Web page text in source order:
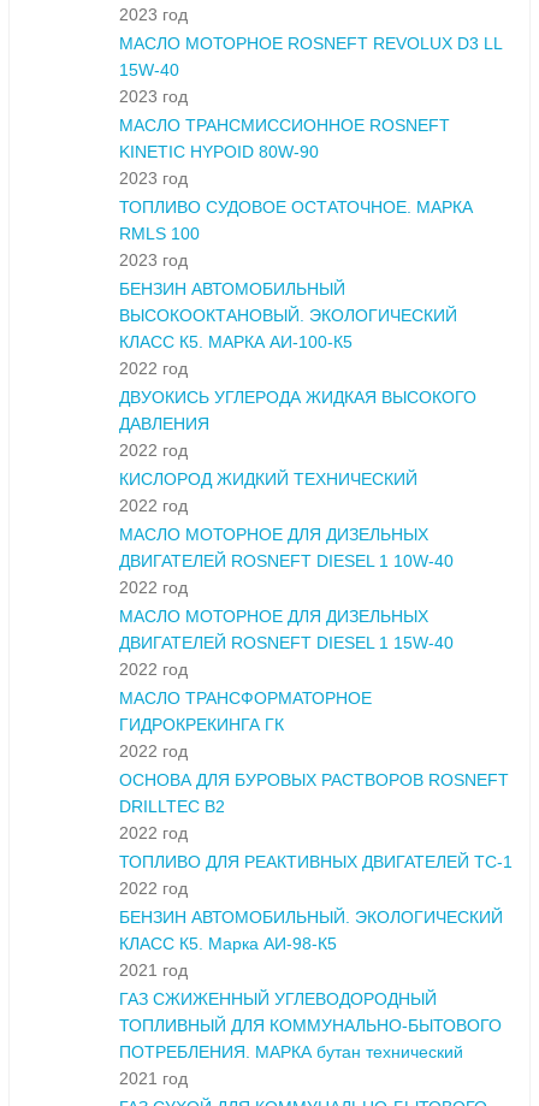
2023 год
МАСЛО МОТОРНОЕ ROSNEFT REVOLUX D3 LL
15W-40
2023 год
МАСЛО ТРАНСМИССИОННОЕ ROSNEFT
KINETIC HYPOID 80W-90
2023 год
ТОПЛИВО СУДОВОЕ ОСТАТОЧНОЕ. МАРКА
RMLS 100
2023 год
БЕНЗИН АВТОМОБИЛЬНЫЙ
ВЫСОКООКТАНОВЫЙ. ЭКОЛОГИЧЕСКИЙ
КЛАСС К5. МАРКА АИ-100-К5
2022 год
ДВУОКИСЬ УГЛЕРОДА ЖИДКАЯ ВЫСОКОГО
ДАВЛЕНИЯ
2022 год
КИСЛОРОД ЖИДКИЙ ТЕХНИЧЕСКИЙ
2022 год
МАСЛО МОТОРНОЕ ДЛЯ ДИЗЕЛЬНЫХ
ДВИГАТЕЛЕЙ ROSNEFT DIESEL 1 10W-40
2022 год
МАСЛО МОТОРНОЕ ДЛЯ ДИЗЕЛЬНЫХ
ДВИГАТЕЛЕЙ ROSNEFT DIESEL 1 15W-40
2022 год
МАСЛО ТРАНСФОРМАТОРНОЕ
ГИДРОКРЕКИНГА ГК
2022 год
ОСНОВА ДЛЯ БУРОВЫХ РАСТВОРОВ ROSNEFT
DRILLTEC B2
2022 год
ТОПЛИВО ДЛЯ РЕАКТИВНЫХ ДВИГАТЕЛЕЙ ТС-1
2022 год
БЕНЗИН АВТОМОБИЛЬНЫЙ. ЭКОЛОГИЧЕСКИЙ
КЛАСС К5. Марка АИ-98-К5
2021 год
ГАЗ СЖИЖЕННЫЙ УГЛЕВОДОРОДНЫЙ
ТОПЛИВНЫЙ ДЛЯ КОММУНАЛЬНО-БЫТОВОГО
ПОТРЕБЛЕНИЯ. МАРКА бутан технический
2021 год